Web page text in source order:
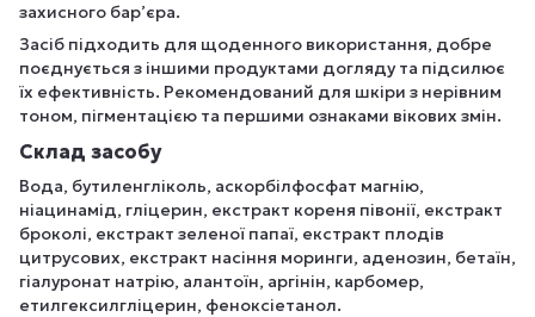
захисного бар’єра.
Засіб підходить для щоденного використання, добре
поєднується з іншими продуктами догляду та підсилює
їх ефективність. Рекомендований для шкіри з нерівним
тоном, пігментацією та першими ознаками вікових змін.
Склад засобу
Вода, бутиленгліколь, аскорбілфосфат магнію,
ніацинамід, гліцерин, екстракт кореня півонії, екстракт
броколі, екстракт зеленої папаї, екстракт плодів
цитрусових, екстракт насіння моринги, аденозин, бетаїн,
гіалуронат натрію, алантоїн, аргiнiн, карбомер,
етилгексилгліцерин, феноксіетанол.